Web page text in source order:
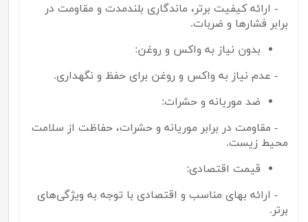
- ارائه کیفیت برتر، ماندگاری بلندمدت و مقاومت در
برابر فشارها و ضربات.
بدون نیاز به واکس و روغن:
- عدم نیاز به واکس و روغن برای حفظ و نگهداری.
ضد موریانه و حشرات:
- مقاومت در برابر موریانه و حشرات، حفاظت از سلامت
محیط زیست.
قیمت اقتصادی:
- ارائه بهای مناسب و اقتصادی با توجه به ویژگی‌های
برتر.